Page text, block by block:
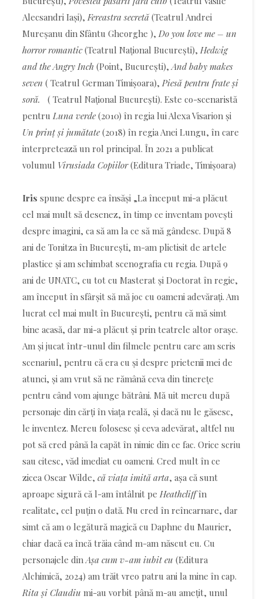
Alecsandri Iași), Fereastra secretă(Teatrul Andrei
Mureșanu din Sfântu Gheorghe ), Do you love me – un
horror romantic(Teatrul Național București), Hedwig
and the Angry Inch (Point, București), And baby makes
seven ( Teatrul German Timișoara), Piesă pentru frate și
soră. ( Teatrul Național București). Este co-scenaristă
pentru Luna verde (2010) în regia lui Alexa Visarion și
Un prinț și jumătate (2018) în regia Anei Lungu, în care
interpretează un rol principal. În 2021 a publicat
volumul Virusiada Copiilor(Editura Triade, Timișoara)
Iris spune despre ea însăși „La început mi-a plăcut
cel mai mult să desenez, în timp ce inventam povești
despre imagini, ca să am la ce să mă gândesc. După 8
ani de Tonitza în București, m-am plictisit de artele
plastice și am schimbat scenografia cu regia. După 9
ani de UNATC, cu tot cu Masterat și Doctorat în regie,
am început în sfârșit să mă joc cu oameni adevărați. Am
lucrat cel mai mult în București, pentru că mă simt
bine acasă, dar mi-a plăcut și prin teatrele altor orașe.
Am și jucat într-unul din filmele pentru care am scris
scenariul, pentru că era cu și despre prietenii mei de
atunci, și am vrut să ne rămână ceva din tinerețe
pentru când vom ajunge bătrâni. Mă uit mereu după
personaje din cărți în viața reală, și dacă nu le găsesc,
le inventez. Mereu folosesc și ceva adevărat, altfel nu
pot să cred până la capăt în nimic din ce fac. Orice scriu
sau citesc, văd imediat cu oameni. Cred mult în ce
zicea Oscar Wilde, că viața imită arta, așa că sunt
aproape sigură că l-am întâlnit pe Heathcliffîn
realitate, cel puțin o dată. Nu cred în reîncarnare, dar
simt că am o legătură magică cu Daphne du Maurier,
chiar dacă ea încă trăia când m-am născut eu. Cu
personajele din Așa cum v-am iubit eu (Editura
Alchimică, 2024) am trăit vreo patru ani la mine în cap.
Rita și Claudiu mi-au vorbit până m-au amețit, unul